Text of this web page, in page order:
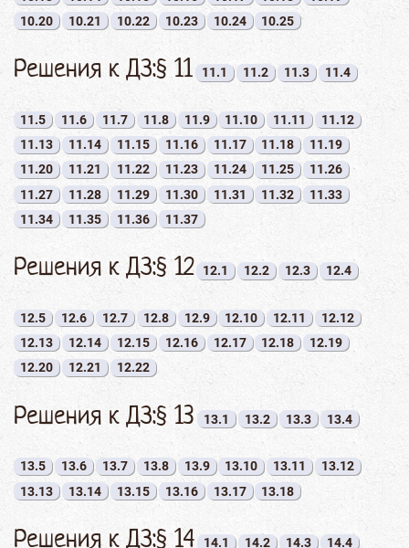
10.20
10.21 10.22 10.23 10.24 10.25
Решения к ДЗ:§ 11 11.1 11.2 11.3 11.4
11.5 11.6 11.7 11.8 11.9 11.10 11.11
11.12
11.13
11.14 11.15 11.16 11.17 11.18
11.19
11.20
11.21 11.22 11.23 11.24 11.25
11.26
11.27
11.28 11.29 11.30 11.31 11.32
11.33
11.34
11.35 11.36 11.37
Решения к ДЗ:§ 12 12.1 12.2 12.3 12.4
12.5 12.6 12.7 12.8 12.9 12.10 12.11
12.12
12.13
12.14 12.15 12.16 12.17 12.18
12.19
12.20
12.21 12.22
Решения к ДЗ:§ 13 13.1 13.2 13.3 13.4
13.5 13.6 13.7 13.8 13.9 13.10 13.11
13.12
13.13
13.14 13.15 13.16 13.17 13.18
Решения к ДЗ:§ 14 14.1 14.2 14.3 14.4